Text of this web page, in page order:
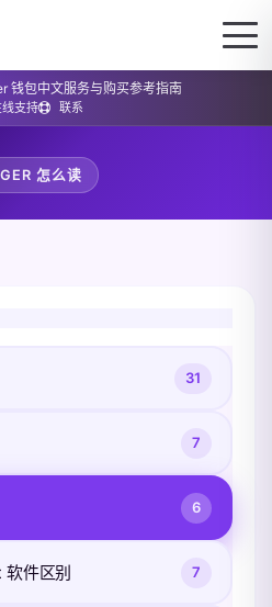
钱包中文服务与购买参考指南
支持 联系
怎么读
31
7
6
件区别 7